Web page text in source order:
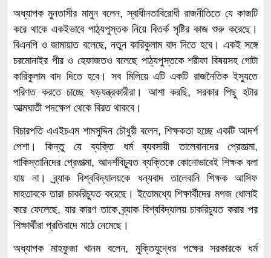
অধ্যাপক মুনতাসীর মামুন বলেন, স্বাধীনতাবিরোধী রাজনীতিতে যে কাজটি
করে থাকে একইভাবে পাঠ্যপুস্তক নিয়ে বিতর্ক সৃষ্টির কাজ শুরু করেছে।
বিএনপি ও জামায়াত বলেছে, নতুন কারিকুলাম বাদ দিতে হবে। একই সঙ্গে
চরমোনাইর পীর ও হেফাজতও বলেছে পাঠ্যপুস্তকে শরীফা বিষয়সহ গোটা
কারিকুলাম বাদ দিতে হবে। সব মিলিয়ে এটি একটি রাজনৈতিক ইস্যুতে
পরিণত করতে চাচ্ছে ষড়যন্ত্রকারীরা। আশা করছি, সরকার পিছু হটার
আত্মঘাতী পদক্ষেপ থেকে বিরত থাকবে।
বিচারপতি এএইচএম শামসুদ্দিন চৌধুরী বলেন, শিক্ষকতা হচ্ছে একটি আদর্শ
পেশা। কিন্তু যে ব্যক্তি ধর্ম ব্যবসায়ী তালেবানদের প্রেতাত্মা,
পাকিস্তানিদের প্রেতাত্মা, আদর্শবিচ্যুত ব্যক্তিকে কোনোভাবেই শিক্ষক বলা
যায় না। ব্র্যাক বিশ্ববিদ্যালয়কে ধন্যবাদ তালেবানি শিক্ষক আসিফ
মাহতাবকে তারা চাকরিচ্যুত করেছে। ইতোমধ্যে শিক্ষার্থীদের মগজ ধোলাই
করে ফেলেছে, যার কারণ তাকে ব্র্যাক বিশ্ববিদ্যালয় চাকরিচ্যুত করার পর
শিক্ষার্থীরা প্রতিবাদে মাঠে নেমেছে।
অধ্যাপক মাহফুজা খানম বলেন, মুক্তিযুদ্ধের পক্ষের সরকারকে ধর্ম